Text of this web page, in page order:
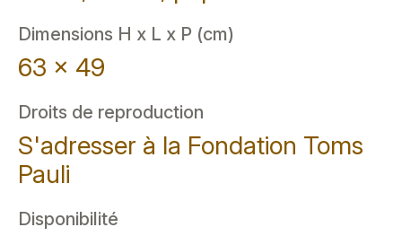
Dimensions H x L x P (cm)
63 x 49
Droits de reproduction
S'adresser à la Fondation Toms
Pauli
Disponibilité